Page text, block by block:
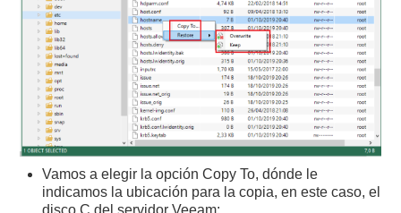
Vamos a elegir la opción Copy To, dónde le
indicamos la ubicación para la copia, en este caso, el
disco C del servidor Veeam: